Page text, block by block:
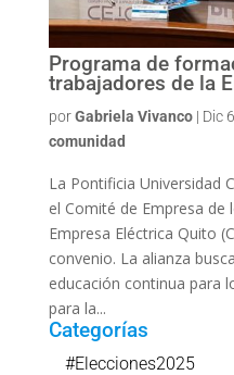
Programa de
trabajadores de la
porGabriela Vivanco| Dic
comunidad
La Pontificia Universidad
el Comité de Empresa de
Empresa Eléctrica Quito
convenio. La alianza
educación continua para
para la...
Categorías
#Elecciones2025